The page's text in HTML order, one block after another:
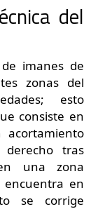
del
imanes de
zonas del
esto
consiste en
acortamiento
derecho tras
una zona
encuentra en
se corrige